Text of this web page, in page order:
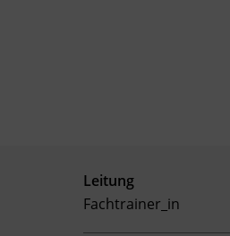
Leitung
Fachtrainer_in